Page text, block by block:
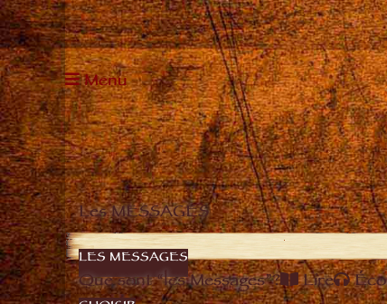
Menu
Les MESSAGES
LES MESSAGES
Que sont “les Messages”? Lire